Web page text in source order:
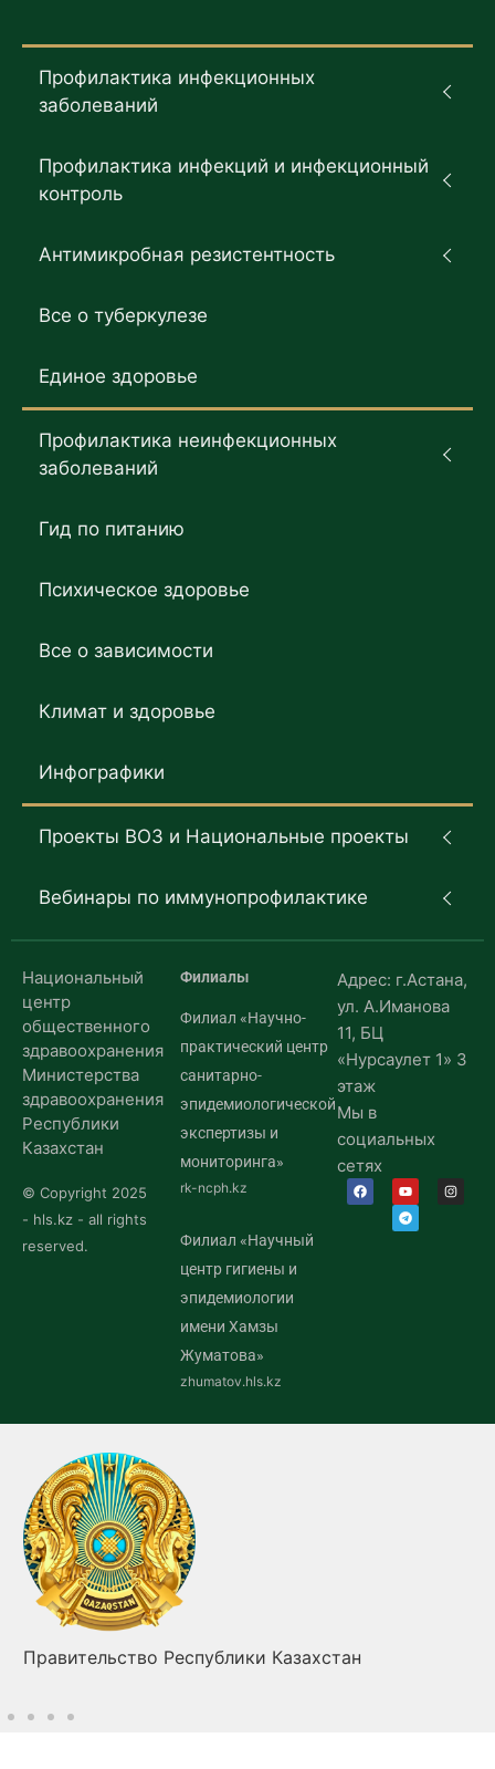
Профилактика инфекционных
заболеваний
Профилактика инфекций и инфекционный
контроль
Антимикробная резистентность
Все о туберкулезе
Единое здоровье
Профилактика неинфекционных
заболеваний
Гид по питанию
Психическое здоровье
Все о зависимости
Климат и здоровье
Инфографики
Проекты ВОЗ и Национальные проекты
Вебинары по иммунопрофилактике
Национальный
центр
общественного
здравоохранения
Министерства
здравоохранения
Республики
Казахстан
© Copyright 2025
- hls.kz - all rights
reserved.
Филиалы
Филиал «Научно-
практический центр
санитарно-
эпидемиологической
экспертизы и
мониторинга»
rk-ncph.kz
Филиал «Научный
центр гигиены и
эпидемиологии
имени Хамзы
Жуматова»
zhumatov.hls.kz
Адрес: г.Астана,
ул. А.Иманова
11, БЦ
«Нурсаулет 1» 3
этаж
Мы в
социальных
сетях
Правительство Республики Казахстан